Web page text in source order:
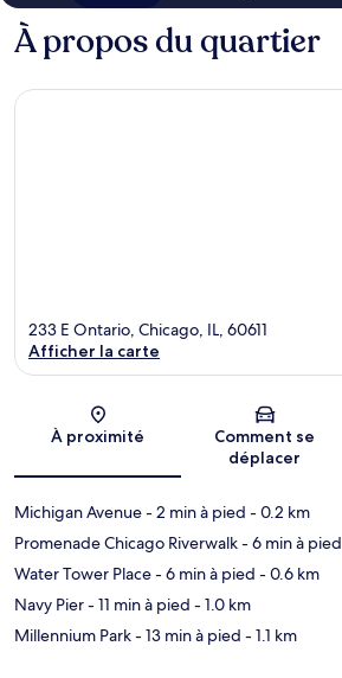
À propos du quartier
Carte
233 E Ontario, Chicago, IL, 60611
Afficher la carte
À proximité
Comment se
déplacer
Michigan Avenue- 2 min à pied - 0.2 km
Promenade Chicago Riverwalk- 6 min à pied
Water Tower Place- 6 min à pied - 0.6 km
Navy Pier- 11 min à pied - 1.0 km
Millennium Park- 13 min à pied - 1.1 km